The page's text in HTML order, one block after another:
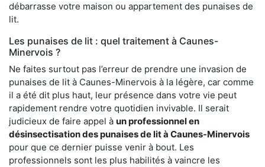
débarrasse votre maison ou appartement des punaises de
lit.
Les punaises de lit : quel traitement à Caunes-
Minervois ?
Ne faites surtout pas l’erreur de prendre une invasion de
punaises de lit à Caunes-Minervois à la légère, car comme
il a été dit plus haut, leur présence dans votre vie peut
rapidement rendre votre quotidien invivable. Il serait
judicieux de faire appel à un professionnel en
désinsectisation des punaises de lit à Caunes-Minervois
pour que ce dernier puisse venir à bout. Les
professionnels sont les plus habilités à vaincre les